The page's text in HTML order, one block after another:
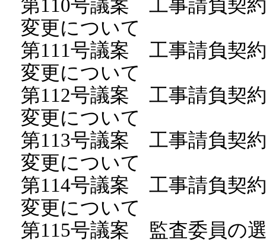
第110号議案 工事請負契
変更について
第111号議案 工事請負契
変更について
第112号議案 工事請負契
変更について
第113号議案 工事請負契
変更について
第114号議案 工事請負契
変更について
第115号議案 監査委員の